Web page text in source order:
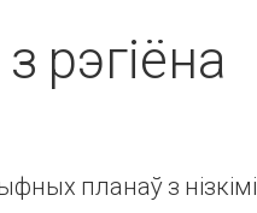
рэгіёна
планаў з нізкімі